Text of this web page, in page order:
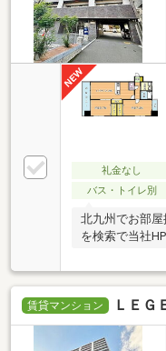
礼金なし
バス・トイレ別
北九州でお部
を検索で当社
賃貸マンション ＬＥＧ